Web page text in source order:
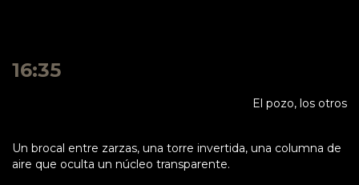
16:35
El pozo, los otros
Un brocal entre zarzas, una torre invertida, una columna de
aire que oculta un núcleo transparente.